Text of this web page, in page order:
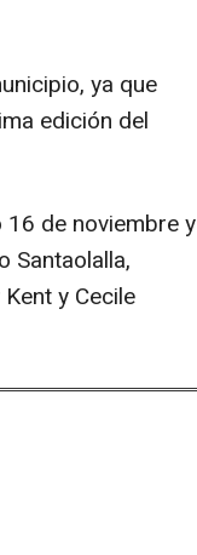
ya que
edición del
de noviembre y
Santaolalla,
y Cecile